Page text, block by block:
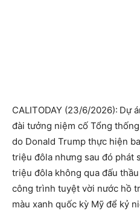
CALITODAY (23/6/2026): Dự
đài tưởng niệm cố Tổng
do Donald Trump thực hiện
triệu đôla nhưng sau đó phát
triệu đôla không qua đấu
công trình tuyệt vời nước hồ
màu xanh quốc kỳ Mỹ để kỷ